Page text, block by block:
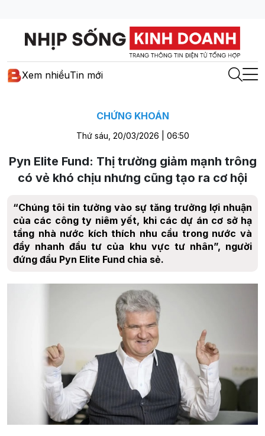
Xem nhiềuTin mới
CHỨNG KHOÁN
Thứ sáu, 20/03/2026 | 06:50
Pyn Elite Fund: Thị trường giảm mạnh trông
có vẻ khó chịu nhưng cũng tạo ra cơ hội
“Chúng tôi tin tưởng vào sự tăng trưởng lợi nhuận
của các công ty niêm yết, khi các dự án cơ sở hạ
tầng nhà nước kích thích nhu cầu trong nước và
đẩy nhanh đầu tư của khu vực tư nhân”, người
đứng đầu Pyn Elite Fund chia sẻ.